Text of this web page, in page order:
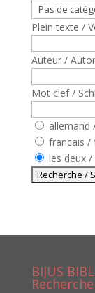
Plein texte /
Auteur /
Mot clef /
allemand
francais /
les deux /
BIJUS
Recherche